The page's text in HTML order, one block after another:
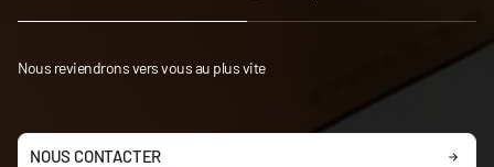
Nous reviendrons vers vous au plus vite
NOUS CONTACTER